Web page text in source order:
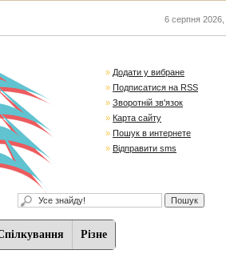
6 серпня 2026
» Додати у вибране
» Подписатися на RSS
» Зворотній зв'язок
» Карта сайту
» Пошук в интернете
» Відправити sms
Різне